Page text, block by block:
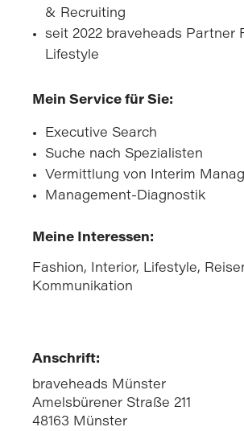
& Recruiting
seit 2022 braveheads Partner
Lifestyle
Mein Service für Sie:
Executive Search
Suche nach Spezialisten
Vermittlung von Interim
Management-Diagnostik
Meine Interessen:
Fashion, Interior, Lifestyle,
Kommunikation
Anschrift:
braveheads Münster
Amelsbürener Straße 211
48163 Münster